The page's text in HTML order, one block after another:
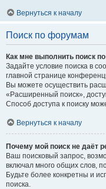
Вернуться к началу
Поиск по форумам
Как мне выполнить поиск
Задайте условие поиска в
главной странице
Вы можете осуществить
«Расширенный поиск»,
Способ доступа к поиску
Вернуться к началу
Почему мой поиск не даёт
Ваш поисковый запрос,
включал много общих слов,
Будьте более конкретны и
поиска.